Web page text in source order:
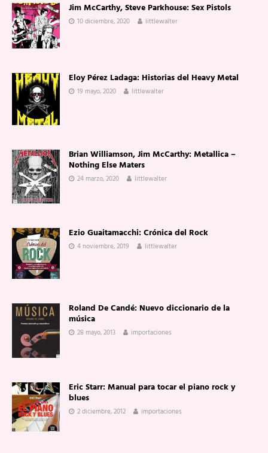
Jim McCarthy, Steve Parkhouse: Sex Pistols
10 diciembre, 2020 littlewalter
Eloy Pérez Ladaga: Historias del Heavy Metal
19 mayo, 2020 littlewalter
Brian Williamson, Jim McCarthy: Metallica –
Nothing Else Maters
24 marzo, 2020 littlewalter
Ezio Guaitamacchi: Crónica del Rock
4 noviembre, 2019 littlewalter
Roland De Candé: Nuevo diccionario de la
música
28 mayo, 2013 importaciones
Eric Starr: Manual para tocar el piano rock y
blues
2 diciembre, 2012 importaciones